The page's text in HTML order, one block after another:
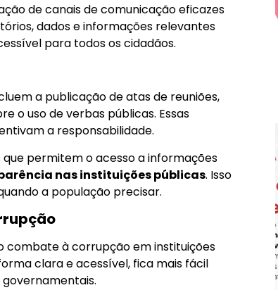
de canais de comunicação eficazes
dados e informações relevantes
para todos os cidadãos.
a publicação de atas de reuniões,
o uso de verbas públicas. Essas
a responsabilidade.
permitem o acesso a informações
nas instituições públicas. Isso
a população precisar.
combate à corrupção em instituições
clara e acessível, fica mais fácil